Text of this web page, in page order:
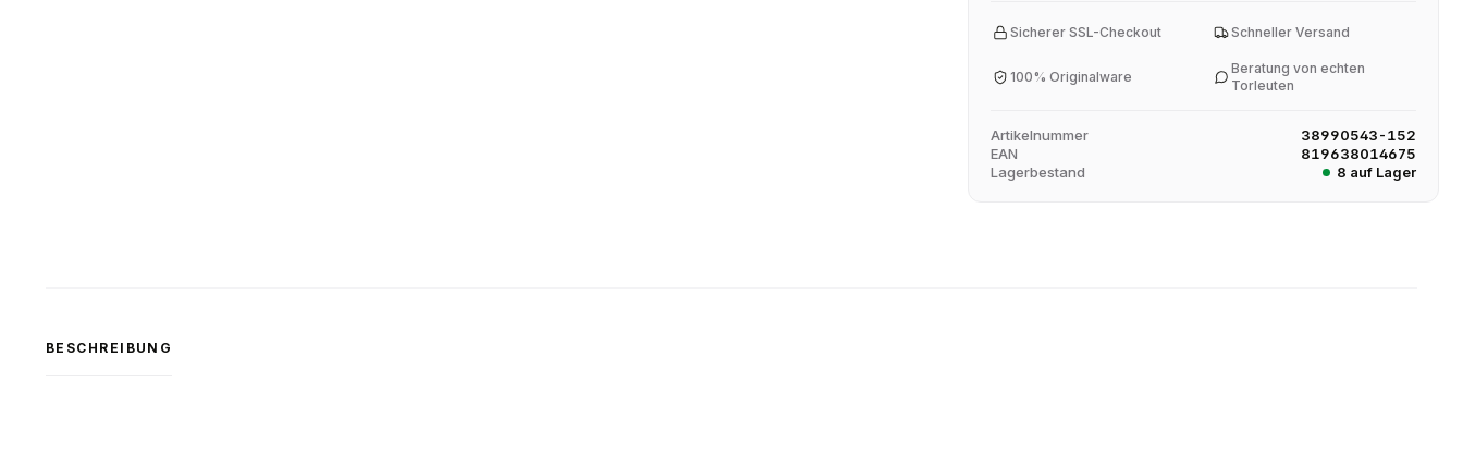
Sicherer SSL-Checkout Schneller Versand
100% Originalware
Beratung von echten
Torleuten
Artikelnummer
38990543-152
EAN
819638014675
Lagerbestand
8 auf Lager
BESCHREIBUNG